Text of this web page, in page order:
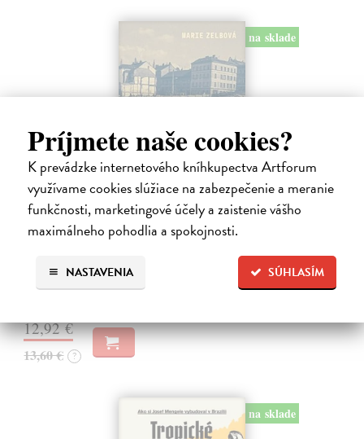
Príjmete naše cookies?
K prevádzke internetového kníhkupectva Artforum
využívame cookies slúžiace na zabezpečenie a meranie
funkčnosti, marketingové účely a zaistenie vášho
maximálneho pohodlia a spokojnosti.
SÚHLASÍM
NASTAVENIA
na sklade
Táňa / Praha 3 / Žižkov
| Kniha
Nikdy jsme nebyli úplně standardní žižkovská rodina. Vítejte v
mámině bytě 4. kategorie, který byl všem otevřen dokořán.
12,92 €
13,60 € ?
na sklade